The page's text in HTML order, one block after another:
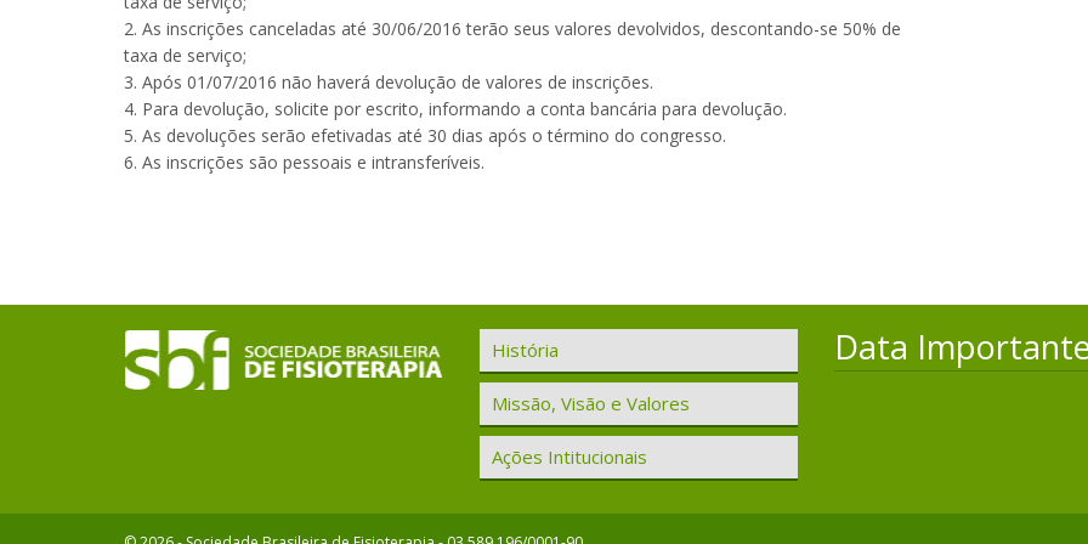
2. As inscrições canceladas até 30/06/2016 terão seus valores devolvidos, descontando-se 50% de
taxa de serviço;
3. Após 01/07/2016 não haverá devolução de valores de inscrições.
4. Para devolução, solicite por escrito, informando a conta bancária para devolução.
5. As devoluções serão efetivadas até 30 dias após o término do congresso.
6. As inscrições são pessoais e intransferíveis.
História
Missão, Visão e Valores
Ações Intitucionais
Data